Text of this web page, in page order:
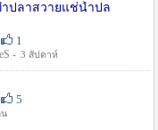
ำปลาสวายแช่น้ำปล
1
- 3 สัปดาห์
5
น